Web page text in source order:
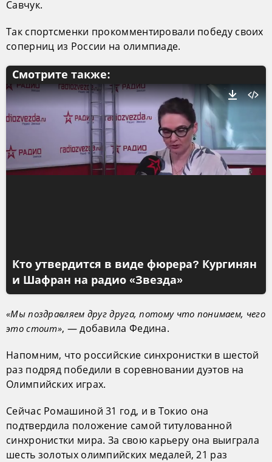
Савчук.
Так спортсменки прокомментировали победу своих
соперниц из России на олимпиаде.
Смотрите также:
Кто утвердится в виде фюрера? Кургинян
и Шафран на радио «Звезда»
«Мы поздравляем друг друга, потому что понимаем, чего
это стоит», — добавила Федина.
Напомним, что российские синхронистки в шестой
раз подряд победили в соревновании дуэтов на
Олимпийских играх.
Сейчас Ромашиной 31 год, и в Токио она
подтвердила положение самой титулованной
синхронистки мира. За свою карьеру она выиграла
шесть золотых олимпийских медалей, 21 раз